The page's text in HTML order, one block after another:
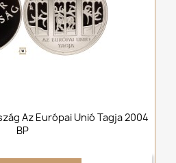
Az Európai Unió Tagja 2004
BP